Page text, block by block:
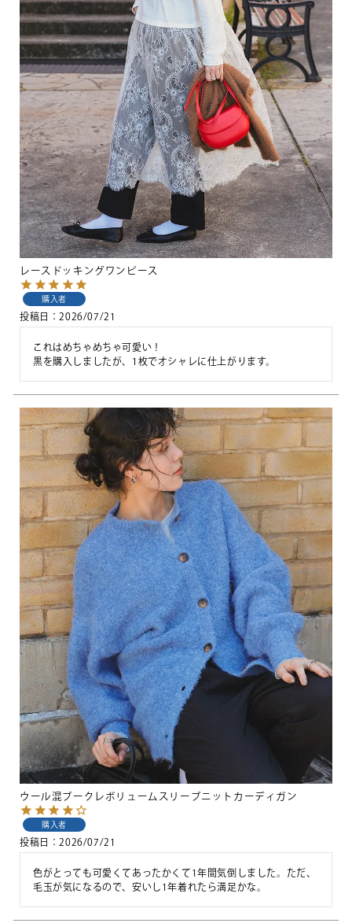
レースドッキングワンピース
購入者
投稿日 2026/07/21
これはめちゃめちゃ可愛い！
黒を購入しましたが、1枚でオシャレに仕上がります。
ウール混ブークレボリュームスリーブニットカーディガン
購入者
投稿日 2026/07/21
色がとっても可愛くてあったかくて1年間気倒しました。ただ、
毛玉が気になるので、安いし1年着れたら満足かな。